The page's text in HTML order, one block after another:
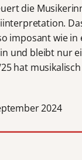
die
imposant wie
und bleibt nur
hat
2024